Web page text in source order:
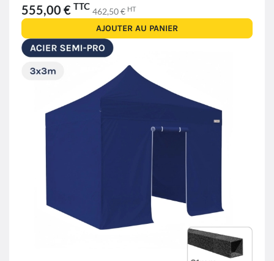
555,00 € TTC 462,50 € HT
AJOUTER AU PANIER